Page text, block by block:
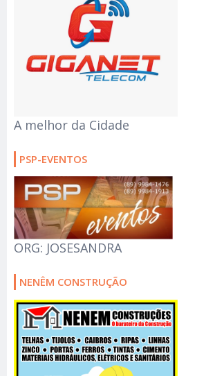
A melhor da Cidade
PSP-EVENTOS
ORG: JOSESANDRA
NENÊM CONSTRUÇÃO